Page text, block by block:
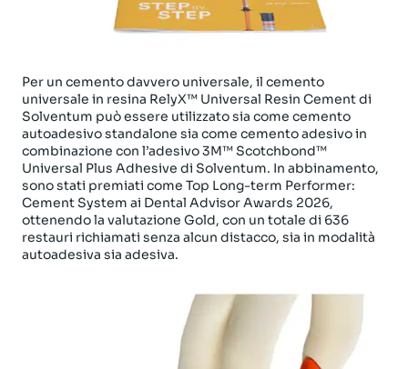
Per un cemento davvero universale, il cemento
universale in resina RelyX™ Universal Resin Cement di
Solventum può essere utilizzato sia come cemento
autoadesivo standalone sia come cemento adesivo in
combinazione con l’adesivo 3M™ Scotchbond™
Universal Plus Adhesive di Solventum. In abbinamento,
sono stati premiati come Top Long-term Performer:
Cement System ai Dental Advisor Awards 2026,
ottenendo la valutazione Gold, con un totale di 636
restauri richiamati senza alcun distacco, sia in modalità
autoadesiva sia adesiva.